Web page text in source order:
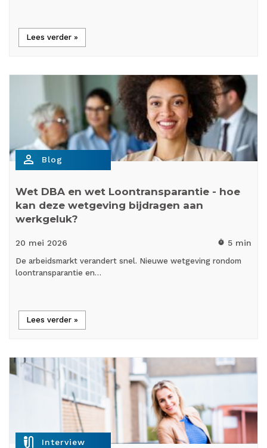
Lees verder »
person_outline Blog
Wet DBA en wet Loontransparantie - hoe
kan deze wetgeving bijdragen aan
werkgeluk?
20 mei 2026 timer 5 min
De arbeidsmarkt verandert snel. Nieuwe wetgeving rondom
loontransparantie en…
Lees verder »
mic_external_on Interview